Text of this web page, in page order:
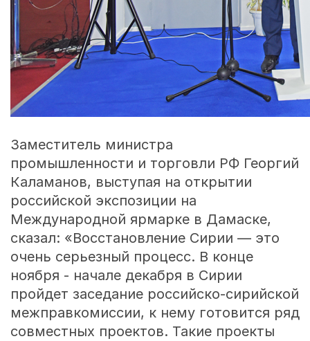
Заместитель министра
промышленности и торговли РФ Георгий
Каламанов, выступая на открытии
российской экспозиции на
Международной ярмарке в Дамаске,
сказал: «Восстановление Сирии — это
очень серьезный процесс. В конце
ноября - начале декабря в Сирии
пройдет заседание российско-сирийской
межправкомиссии, к нему готовится ряд
совместных проектов. Такие проекты